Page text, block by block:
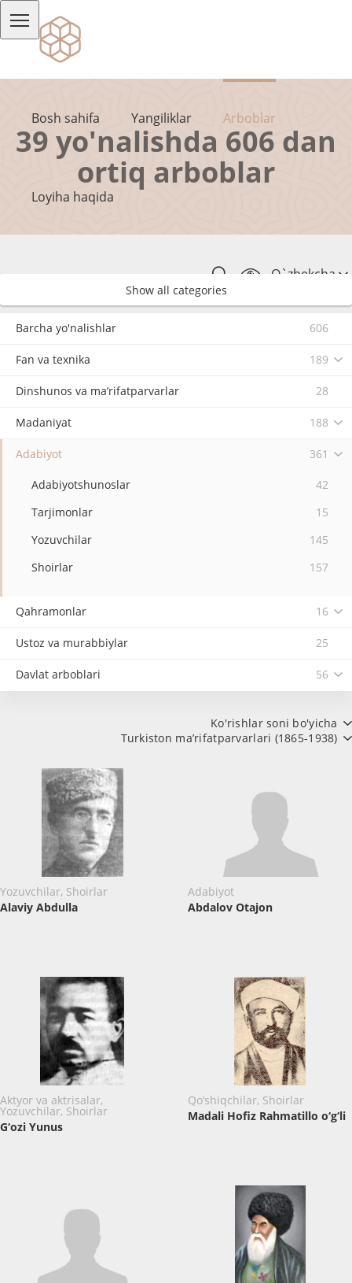
Bosh sahifa Yangiliklar Arboblar
Loyiha haqida
O`zbekcha
39 yo'nalishda 606 dan
ortiq arboblar
Show all categories
Barcha yo'nalishlar 606
Fan va texnika 189
Dinshunos va ma’rifatparvarlar 28
Madaniyat 188
Adabiyot 361
Adabiyotshunoslar
42
Tarjimonlar
15
Yozuvchilar
145
Shoirlar
157
Qahramonlar 16
Ustoz va murabbiylar 25
Davlat arboblari 56
Ko'rishlar soni bo'yicha
Turkiston ma’rifatparvarlari (1865-1938)
Yozuvchilar, Shoirlar
Alaviy Abdulla
Adabiyot
Abdalov Otajon
Aktyor va aktrisalar,
Yozuvchilar, Shoirlar
G‘ozi Yunus
Qo‘shiqchilar, Shoirlar
Madali Hofiz Rahmatillo o‘g‘li